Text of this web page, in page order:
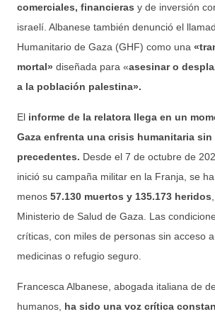
comerciales, financieras y de inversión
israelí. Albanese también denunció el
Humanitario de Gaza (GHF) como una
mortal» diseñada para «asesinar o
a la población palestina».
El informe de la relatora llega en un
Gaza enfrenta una crisis humanitaria sin
precedentes. Desde el 7 de octubre de
inició su campaña militar en la Franja, se
menos 57.130 muertos y 135.173 heridos
Ministerio de Salud de Gaza. Las
críticas, con miles de personas sin acceso
medicinas o refugio seguro.
Francesca Albanese, abogada italiana de
humanos, ha sido una voz crítica